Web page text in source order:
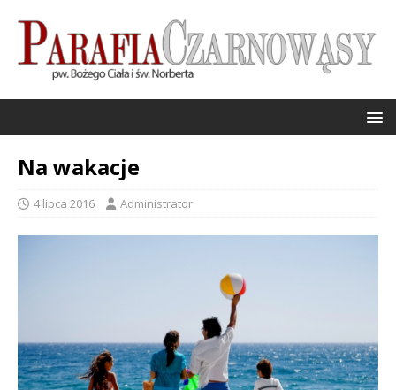
Na wakacje
4 lipca 2016 Administrator